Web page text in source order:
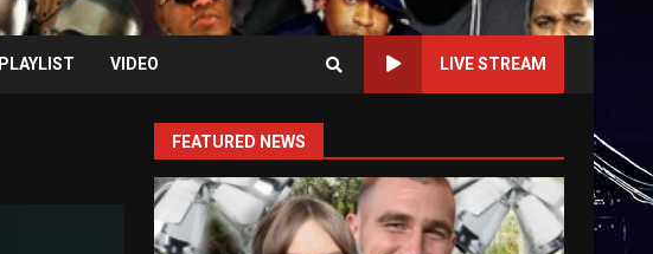
PLAYLIST VIDEO LIVE STREAM
FEATURED NEWS